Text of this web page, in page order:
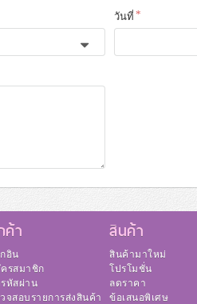
วันที่
ค้า
อิน
รสมาชิก
หัสผ่าน
จสอบรายการส่งสินค้า
สินค้า
สินค้ามาใหม่
โปรโมชั่น
ลดราคา
ข้อเสนอพิเศษ